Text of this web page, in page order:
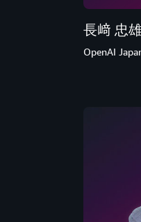
長﨑 忠
OpenAI